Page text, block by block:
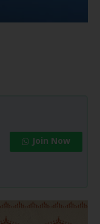
Join Now